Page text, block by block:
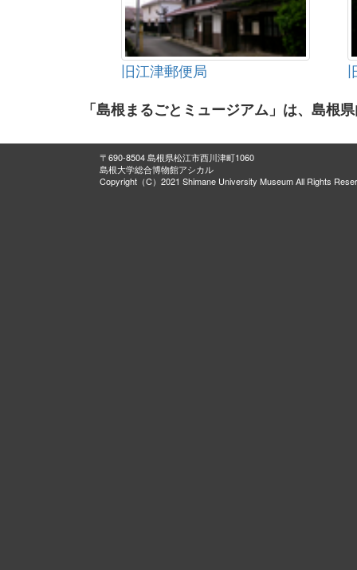
旧江津郵便局
「島根まるごとミュージアム」は、島根
〒690-8504 島根県松江市西川津町1060
島根大学総合博物館アシカル
Copyright（C）2021 Shimane University Museum All Rights